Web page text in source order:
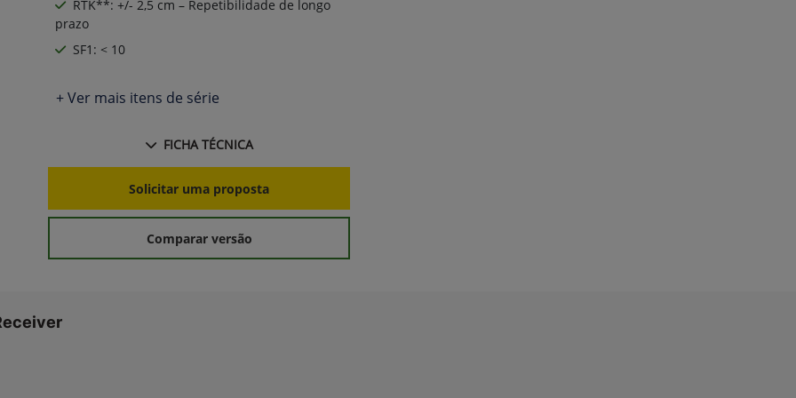
RTK**: +/- 2,5 cm – Repetibilidade de longo
prazo
SF1: < 10
+ Ver mais itens de série
FICHA TÉCNICA
Solicitar uma proposta
Comparar versão